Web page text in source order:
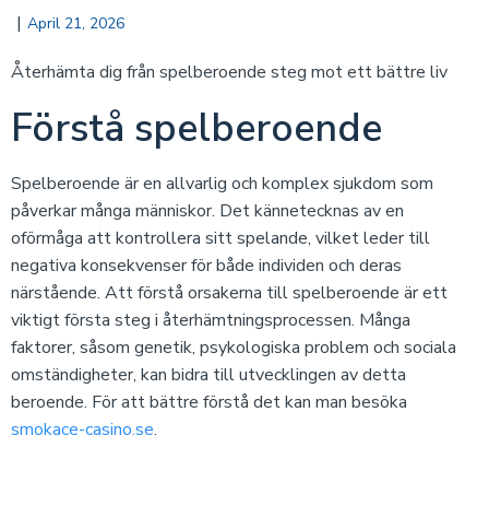
| April 21, 2026
Återhämta dig från spelberoende steg mot ett bättre liv
Förstå spelberoende
Spelberoende är en allvarlig och komplex sjukdom som
påverkar många människor. Det kännetecknas av en
oförmåga att kontrollera sitt spelande, vilket leder till
negativa konsekvenser för både individen och deras
närstående. Att förstå orsakerna till spelberoende är ett
viktigt första steg i återhämtningsprocessen. Många
faktorer, såsom genetik, psykologiska problem och sociala
omständigheter, kan bidra till utvecklingen av detta
beroende. För att bättre förstå det kan man besöka
smokace-casino.se.